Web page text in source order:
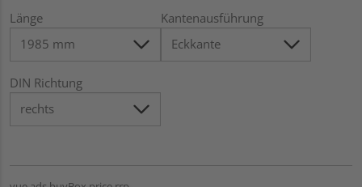
Länge Kantenausführung
DIN Richtung